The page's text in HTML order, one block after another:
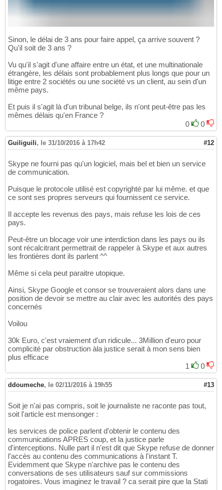
Sinon, le délai de 3 ans pour faire appel, ça arrive souvent ?
Qu'il soit de 3 ans ?
Vu qu'il s'agit d'une affaire entre un état, et une multinationale
étrangère, les délais sont probablement plus longs que pour un
litige entre 2 sociétés ou une société vs un client, au sein d'un
même pays.
Et puis il s'agit là d'un tribunal belge, ils n'ont peut-être pas les
mêmes délais qu'en France ?
0
0
Guiliguili, le 31/10/2016 à 17h42 #12
Skype ne fourni pas qu'un logiciel, mais bel et bien un service
de communication.
Puisque le protocole utilisé est copyrighté par lui même. et que
ce sont ses propres serveurs qui fournissent ce service.
Il accepte les revenus des pays, mais refuse les lois de ces
pays.
Peut-être un blocage voir une interdiction dans les pays ou ils
sont récalcitrant permettrait de rappeler à Skype et aux autres
les frontières dont ils parlent ^^
Même si cela peut paraitre utopique.
Ainsi, Skype Google et consor se trouveraient alors dans une
position de devoir se mettre au clair avec les autorités des pays
concernés
Voilou
30k Euro, c'est vraiement d'un ridicule... 3Million d'euro pour
complicité par obstruction àla justice serait à mon sens bien
plus efficace
1
0
ddoumeche, le 02/11/2016 à 19h55 #13
Soit je n'ai pas compris, soit le journaliste ne raconte pas tout,
soit l'article est mensonger :
les services de police parlent d'obtenir le contenu des
communications APRES coup, et la justice parle
d'interceptions. Nulle part il n'est dit que Skype refuse de donner
l'accès au contenu des communications à l'instant T.
Evidemment que Skype n'archive pas le contenu des
conversations de ses utilisateurs sauf sur commissions
rogatoires. Vous imaginez le travail ? ca serait pire que la Stati